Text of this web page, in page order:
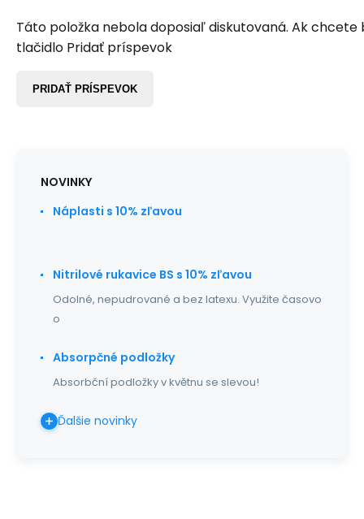
Táto položka nebola doposiaľ diskutovaná. Ak chcete
tlačidlo Pridať príspevok
PRIDAŤ PRÍSPEVOK
NOVINKY
Náplasti s 10% zľavou
Nitrilové rukavice BS s 10% zľavou
Odolné, nepudrované a bez latexu. Využite časovo
o
Absorpčné podložky
Absorbční podložky v květnu se slevou!
Ďalšie novinky